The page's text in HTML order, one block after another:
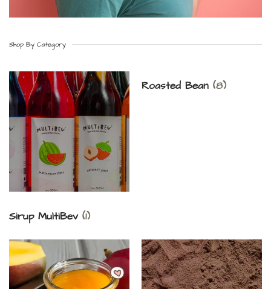
Shop By Category
Sirup MultiBev (1)
Roasted Bean (8)